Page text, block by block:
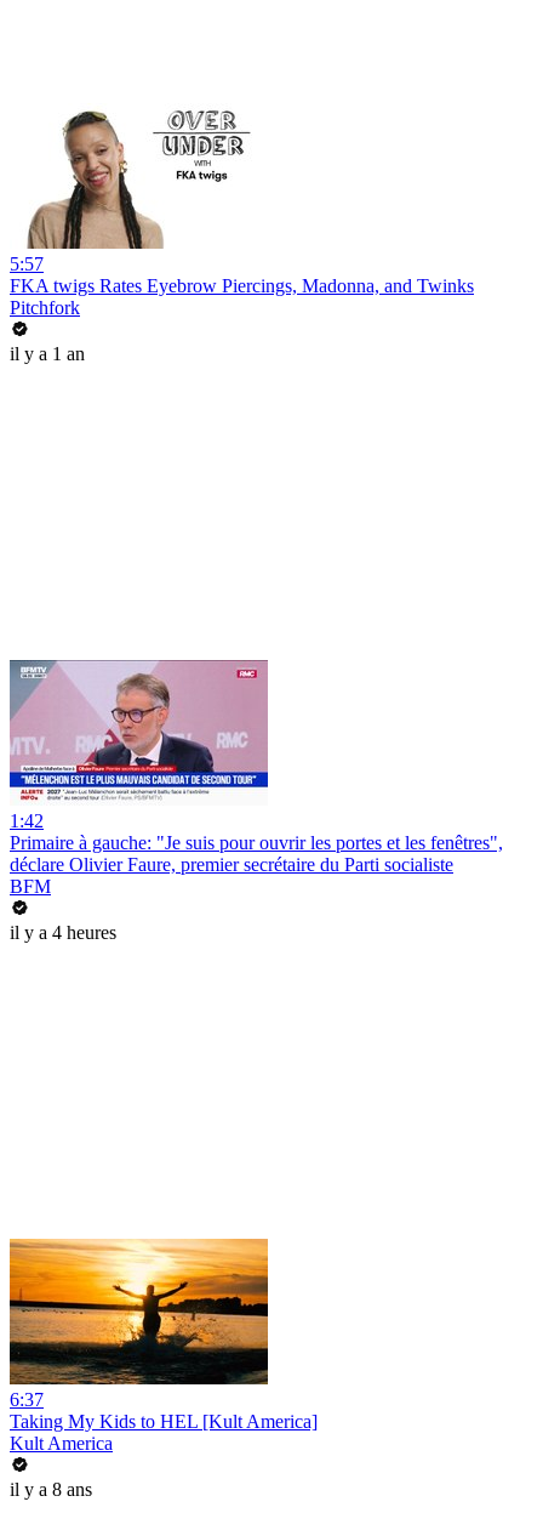
5:57
FKA twigs Rates Eyebrow Piercings, Madonna, and Twinks
Pitchfork
il y a 1 an
1:42
Primaire à gauche: "Je suis pour ouvrir les portes et les fenêtres",
déclare Olivier Faure, premier secrétaire du Parti socialiste
BFM
il y a 4 heures
6:37
Taking My Kids to HEL [Kult America]
Kult America
il y a 8 ans